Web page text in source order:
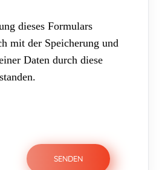
dieses Formulars
mit der Speicherung und
Daten durch diese